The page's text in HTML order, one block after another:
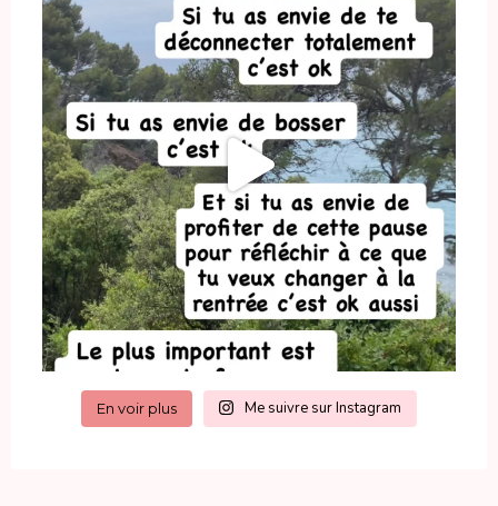
En voir plus Me suivre sur Instagram